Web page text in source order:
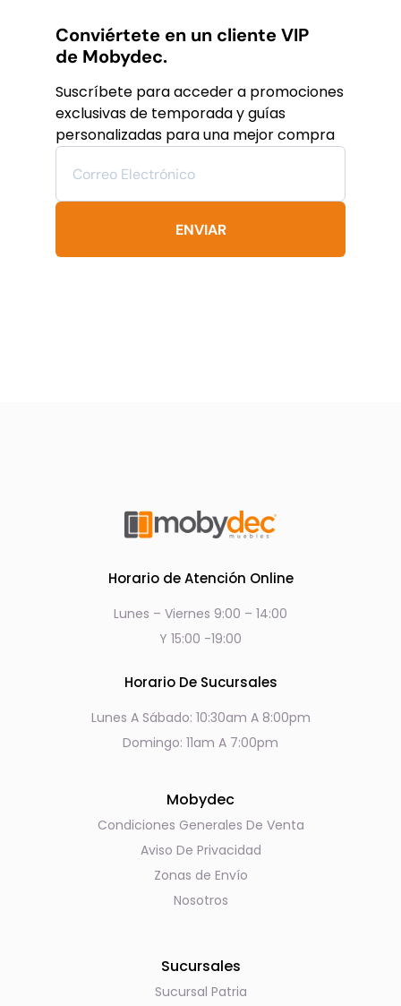
variantes.
Las
se
pueden
elegir
en
de
Conviértete en un cliente VIP
de Mobydec.
Suscríbete para acceder a promociones
exclusivas de temporada y guías
personalizadas para una mejor compra
ENVIAR
Horario de Atención Online
Lunes – Viernes 9:00 – 14:00
Y 15:00 -19:00
Horario De Sucursales
Lunes A Sábado: 10:30am A 8:00pm
Domingo: 11am A 7:00pm
Mobydec
Condiciones Generales De Venta
Aviso De Privacidad
Zonas de Envío
Nosotros
Sucursales
Sucursal Patria